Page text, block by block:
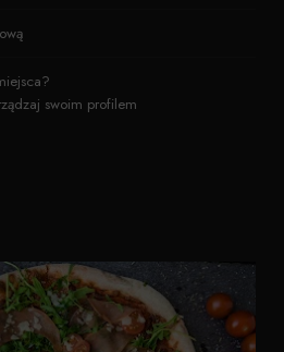
swoim profilem